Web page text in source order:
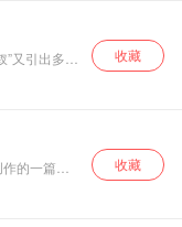
云门”，再
由盛而衰，
冰碎”、“千
“木叶落，
又引出多少
部古典名
生在南京
生命，穿
芒，留给
出十集特
收藏
作的一篇
篇合传，
号）景
收藏